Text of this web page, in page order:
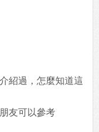
紹過，怎麼知道這
友可以參考